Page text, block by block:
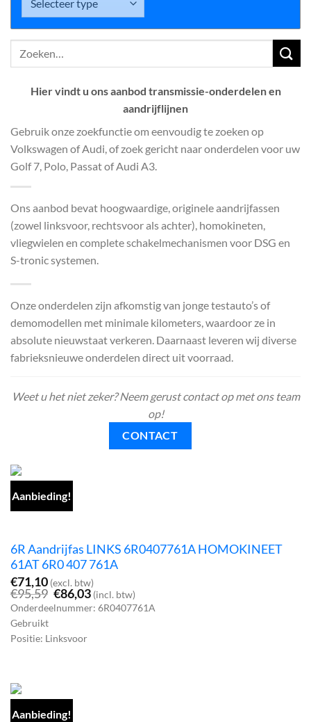
Hier vindt u ons aanbod transmissie-onderdelen en
aandrijflijnen
Gebruik onze zoekfunctie om eenvoudig te zoeken op
Volkswagen of Audi, of zoek gericht naar onderdelen voor uw
Golf 7, Polo, Passat of Audi A3.
Ons aanbod bevat hoogwaardige, originele aandrijfassen
(zowel linksvoor, rechtsvoor als achter), homokineten,
vliegwielen en complete schakelmechanismen voor DSG en
S-tronic systemen.
Onze onderdelen zijn afkomstig van jonge testauto’s of
demomodellen met minimale kilometers, waardoor ze in
absolute nieuwstaat verkeren. Daarnaast leveren wij diverse
fabrieksnieuwe onderdelen direct uit voorraad.
Weet u het niet zeker? Neem gerust contact op met ons team
op!
CONTACT
Aanbieding!
6R Aandrijfas LINKS 6R0407761A HOMOKINEET
61AT 6R0 407 761A
€71,10 (excl. btw)
€95,59 Oorspronkelijke
prijs
was:
€86,03Huidige
prijs
is:
(incl. btw)
Onderdeelnummer: 6R0407761A
Gebruikt
Positie: Linksvoor
Aanbieding!